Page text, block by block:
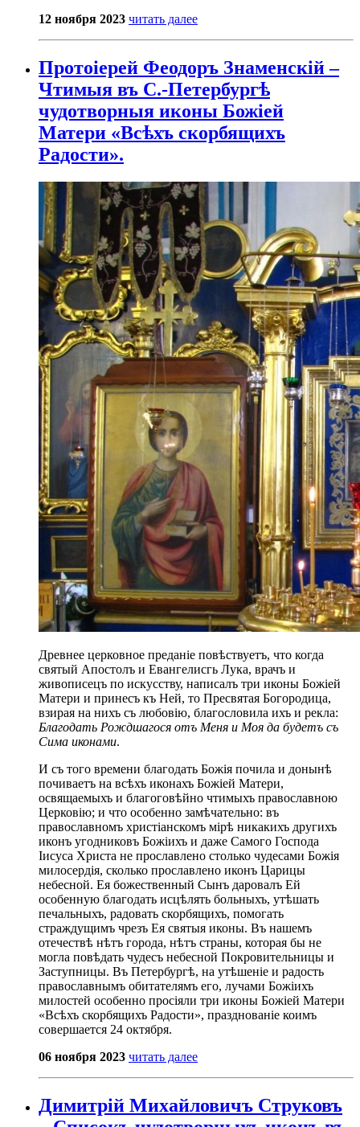
12 ноября 2023 читать далее
Протоіерей Феодоръ Знаменскій –
Чтимыя въ С.-Петербургѣ
чудотворныя иконы Божіей
Матери «Всѣхъ скорбящихъ
Радости».
Древнее церковное преданіе повѣствуетъ, что когда
святый Апостолъ и Евангелисгь Лука, врачъ и
живописецъ по искусству, написалъ три иконы Божіей
Матери и принесъ къ Ней, то Пресвятая Богородица,
взирая на нихъ съ любовію, благословила ихъ и рекла:
Благодать Рождшагося отъ Меня и Моя да будетъ съ
Сима иконами.
И съ того времени благодать Божія почила и донынѣ
почиваетъ на всѣхъ иконахъ Божіей Матери,
освящаемыхъ и благоговѣйно чтимыхъ православною
Церковію; и что особенно замѣчательно: въ
православномъ христіанскомъ мірѣ никакихъ другихъ
иконъ угодниковъ Божіихъ и даже Самого Господа
Іисуса Христа не прославлено столько чудесами Божія
милосердія, сколько прославлено иконъ Царицы
небесной. Ея божественный Сынъ даровалъ Ей
особенную благодать исцѣлять больныхъ, утѣшать
печальныхъ, радовать скорбящихъ, помогать
страждущимъ чрезъ Ея святыя иконы. Въ нашемъ
отечествѣ нѣтъ города, нѣтъ страны, которая бы не
могла повѣдать чудесъ небесной Покровительницы и
Заступницы. Въ Петербургѣ, на утѣшеніе и радость
православнымъ обитателямъ его, лучами Божіихъ
милостей особенно просіяли три иконы Божіей Матери
«Всѣхъ скорбящихъ Радости», празднованіе коимъ
совершается 24 октября.
06 ноября 2023 читать далее
Димитрій Михайловичъ Струковъ